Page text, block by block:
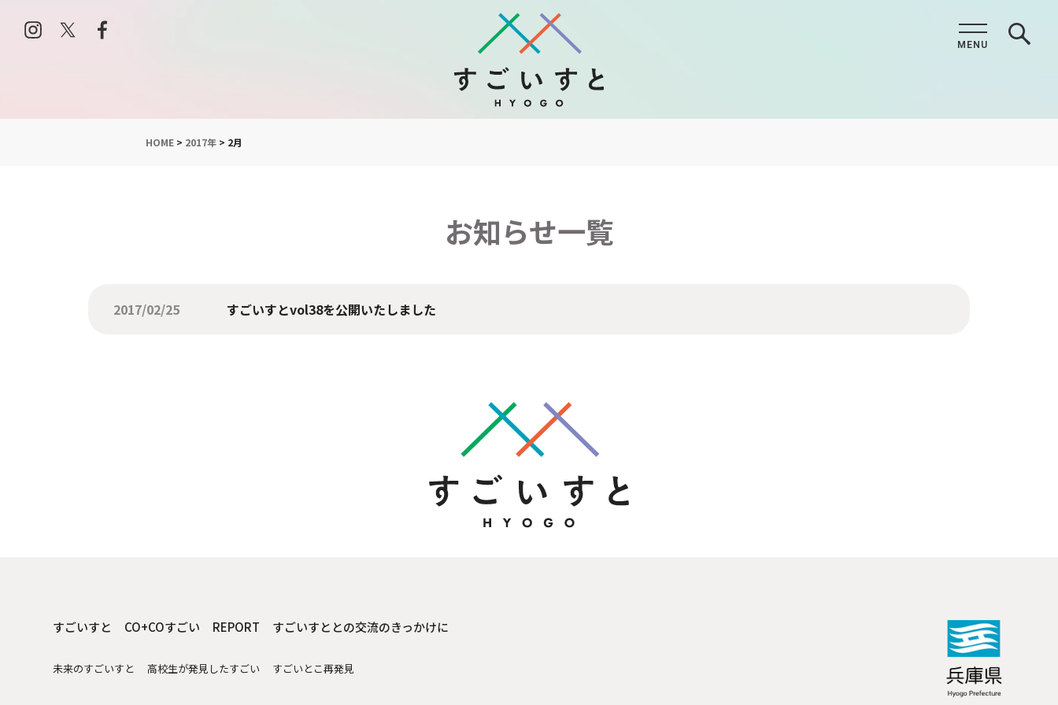
HOME> 2017年> 2月
お知らせ一覧
2017/02/25 すごいすとvol38を公開いたしました
すごいすと CO+COすごい REPORT すごいすととの交流のきっかけに
未来のすごいすと 高校生が発見したすごい すごいとこ再発見
MENU